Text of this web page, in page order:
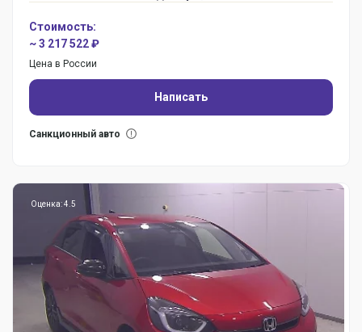
Стоимость:
~ 3 217 522 ₽
Цена в России
Написать
Санкционный авто
Оценка: 4.5